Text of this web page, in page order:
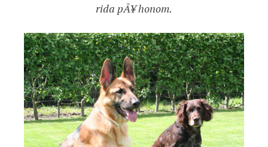
rida pÃ¥ honom.